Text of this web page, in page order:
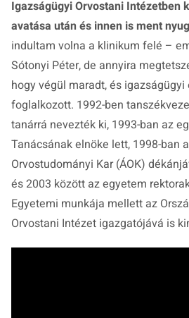
Igazságügyi Orvostani Intézetben
avatása után és innen is ment
indultam volna a klinikum felé –
Sótonyi Péter, de annyira
hogy végül maradt, és igazságügyi
foglalkozott. 1992-ben
tanárrá nevezték ki, 1993-ban az
Tanácsának elnöke lett, 1998-ban
Orvostudományi Kar (ÁOK)
és 2003 között az egyetem
Egyetemi munkája mellett az
Orvostani Intézet igazgatójává is